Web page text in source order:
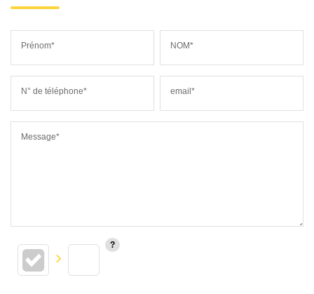
Prénom* NOM*
N° de téléphone* email*
Message*